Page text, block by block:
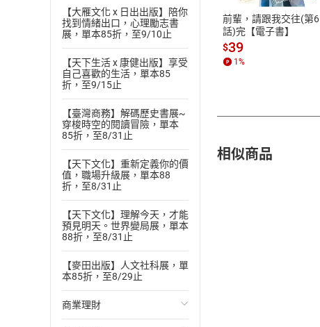
【大雁文化 x 日出出版】陪你
找到情緒出口，心理勵志書
展，單本85折，至9/10止
【天下生活 x 康健出版】享受
自己喜歡的生活，單本85
折，至9/15止
【臺灣商務】解碼歷史書展~
穿梭時空的閱讀冒險，單本
85折，至8/31止
【天下文化】重新定義你的價
值，職場升級展，單本88
折，至8/31止
【天下文化】理解今天，才能
預見明天。世界變局展，單本
88折，至8/31止
【麥田出版】人文社科展，單
本85折，至8/29止
商業理財
前輩，請跟我交往(第6
話)完【電子書】
$39
1 %
相似商品